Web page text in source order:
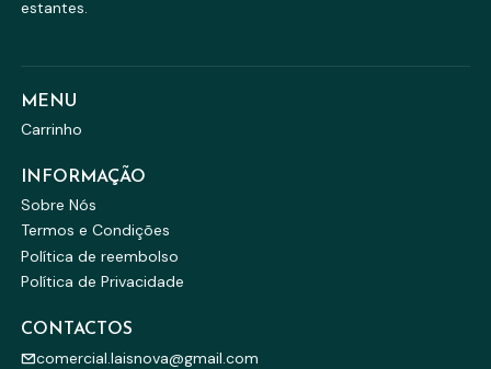
estantes.
MENU
Carrinho
INFORMAÇÃO
Sobre Nós
Termos e Condições
Política de reembolso
Política de Privacidade
CONTACTOS
comercial.laisnova@gmail.com